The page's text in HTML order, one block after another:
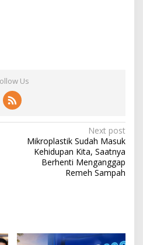
Us
Next post
Mikroplastik Sudah Masuk
Kehidupan Kita, Saatnya
Berhenti Menganggap
Remeh Sampah